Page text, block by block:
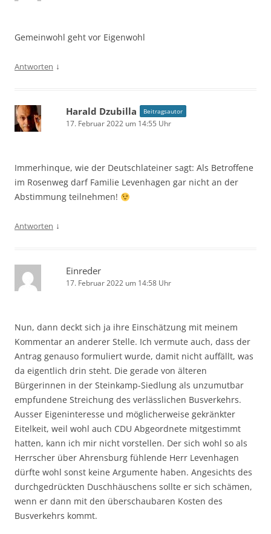
Gemeinwohl geht vor Eigenwohl
Antworten ↓
Harald Dzubilla Beitragsautor
17. Februar 2022 um 14:55 Uhr
Immerhinque, wie der Deutschlateiner sagt: Als Betroffene
im Rosenweg darf Familie Levenhagen gar nicht an der
Abstimmung teilnehmen!
Antworten ↓
Einreder
17. Februar 2022 um 14:58 Uhr
Nun, dann deckt sich ja ihre Einschätzung mit meinem
Kommentar an anderer Stelle. Ich vermute auch, dass der
Antrag genauso formuliert wurde, damit nicht auffällt, was
da eigentlich drin steht. Die gerade von älteren
Bürgerinnen in der Steinkamp-Siedlung als unzumutbar
empfundene Streichung des verlässlichen Busverkehrs.
Ausser Eigeninteresse und möglicherweise gekränkter
Eitelkeit, weil wohl auch CDU Abgeordnete mitgestimmt
hatten, kann ich mir nicht vorstellen. Der sich wohl so als
Herrscher über Ahrensburg fühlende Herr Levenhagen
dürfte wohl sonst keine Argumente haben. Angesichts des
durchgedrückten Duschhäuschens sollte er sich schämen,
wenn er dann mit den überschaubaren Kosten des
Busverkehrs kommt.